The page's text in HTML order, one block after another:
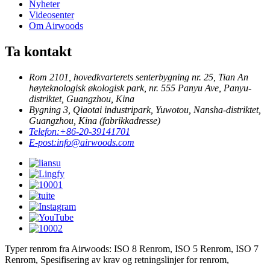
Nyheter
Videosenter
Om Airwoods
Ta kontakt
Rom 2101, hovedkvarterets senterbygning nr. 25, Tian An
høyteknologisk økologisk park, nr. 555 Panyu Ave, Panyu-
distriktet, Guangzhou, Kina
Bygning 3, Qiaotai industripark, Yuwotou, Nansha-distriktet,
Guangzhou, Kina (fabrikkadresse)
Telefon:+86-20-39141701
E-post:info@airwoods.com
Typer renrom fra Airwoods: ISO 8 Renrom, ISO 5 Renrom, ISO 7
Renrom, Spesifisering av krav og retningslinjer for renrom,